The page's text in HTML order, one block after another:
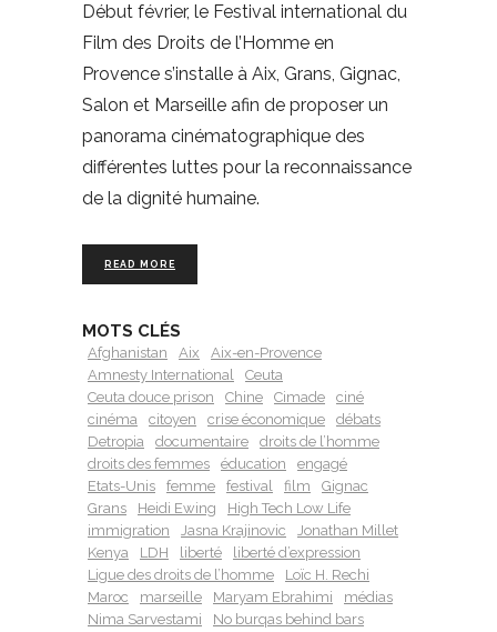
Début février, le Festival international du
Film des Droits de l’Homme en
Provence s’installe à Aix, Grans, Gignac,
Salon et Marseille afin de proposer un
panorama cinématographique des
différentes luttes pour la reconnaissance
de la dignité humaine.
READ MORE
MOTS CLÉS
Afghanistan Aix
Aix-en-Provence
Amnesty International
Ceuta
Ceuta douce prison
Chine Cimade
ciné
cinéma
citoyen crise économique
débats
Detropia
documentaire
droits de l’homme
droits des femmes
éducation
engagé
Etats-Unis
femme festival film
Gignac
Grans
Heidi Ewing
High Tech Low Life
immigration
Jasna Krajinovic
Jonathan Millet
Kenya
LDH liberté
liberté d’expression
Ligue des droits de l’homme
Loïc H. Rechi
Maroc
marseille Maryam Ebrahimi
médias
Nima Sarvestami
No burqas behind bars